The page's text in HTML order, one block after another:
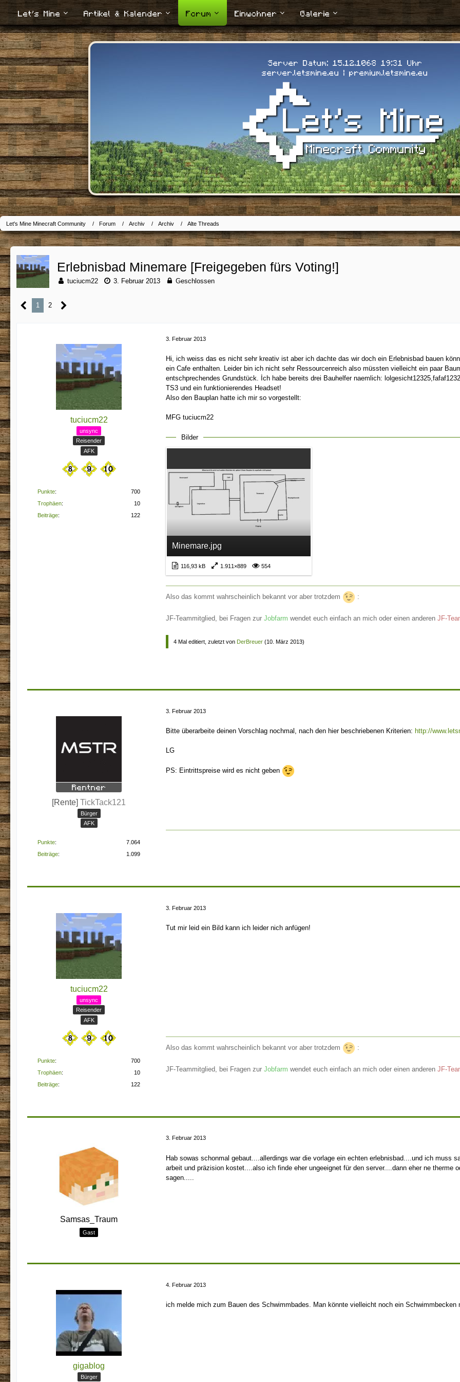
Let's Mine Artikel & Kalender Forum Einwohner Galerie
Server Datum: 15.12.1068 19:33 Uhr
server.letsmine.eu | premium.letsmine.eu
Let's Mine Minecraft Community Forum Archiv Archiv Alte Threads
Erlebnisbad Minemare [Freigegeben fürs Voting!]
tuciucm22 3. Februar 2013 Geschlossen
1 2
tuciucm22
unsync
Reisender
AFK
Punkte
700
Trophäen
10
Beiträge
122
3. Februar 2013
Hi, ich weiss das es nicht sehr kreativ ist aber ich dachte das wir doch ein Erlebnisbad bauen
ein Cafe enthalten. Leider bin ich nicht sehr Ressourcenreich also müssten vielleicht ein paar
entschprechendes Grundstück. İch habe bereits drei Bauhelfer naemlich:
TS3 und ein funktionierendes Headset!
Also den Bauplan hatte ich mir so vorgestellt:
MFG tuciucm22
Bilder
Minemare.jpg
116,93 kB 1.911×889 554
Also das kommt wahrscheinlich bekannt vor aber trotzdem :
JF-Teammitglied, bei Fragen zur Jobfarm wendet euch einfach an mich oder einen anderen JF-
4 Mal editiert, zuletzt von DerBreuer (10. März 2013)
[Rente] TickTack121
Bürger
AFK
Punkte
7.064
Beiträge
1.099
3. Februar 2013
Bitte überarbeite deinen Vorschlag nochmal, nach den hier beschriebenen Kriterien: http://
LG
PS: Eintrittspreise wird es nicht geben
tuciucm22
unsync
Reisender
AFK
Punkte
700
Trophäen
10
Beiträge
122
3. Februar 2013
Tut mir leid ein Bild kann ich leider nich anfügen!
Also das kommt wahrscheinlich bekannt vor aber trotzdem :
JF-Teammitglied, bei Fragen zur Jobfarm wendet euch einfach an mich oder einen anderen JF-
Samsas_Traum
Gast
3. Februar 2013
Hab sowas schonmal gebaut....allerdings war die vorlage ein echten erlebnisbad....und ich muss
arbeit und präzision kostet....also ich finde eher ungeeignet für den server....dann eher ne therme
sagen.....
gigablog
Bürger
4. Februar 2013
ich melde mich zum Bauen des Schwimmbades. Man könnte vielleicht noch ein Schwimmbecken